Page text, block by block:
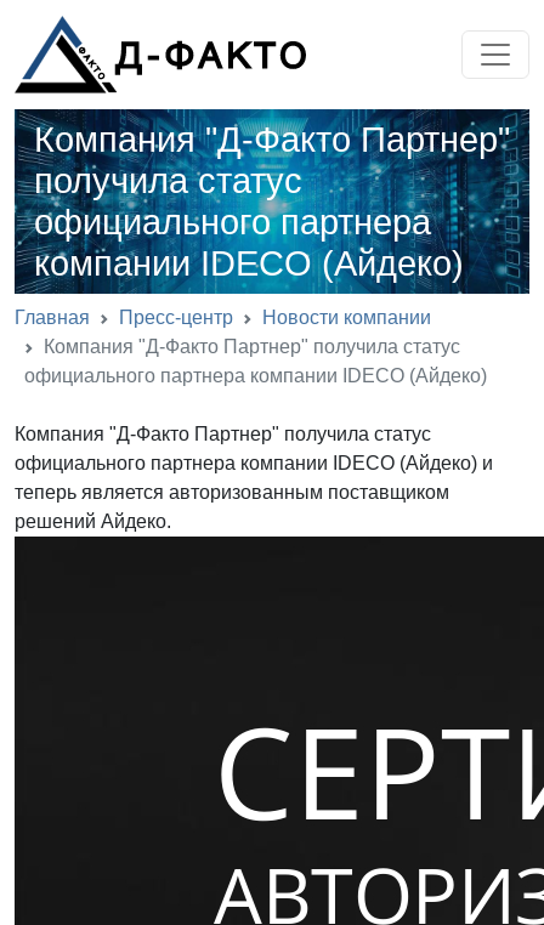
Компания "Д-Факто Партнер"
получила статус
официального партнера
компании IDECO (Айдеко)
Главная Пресс-центр
Новости компании
Компания "Д-Факто Партнер" получила статус
официального партнера компании IDECO (Айдеко)
Компания "Д-Факто Партнер" получила статус
официального партнера компании IDECO (Айдеко) и
теперь является авторизованным поставщиком
решений Айдеко.